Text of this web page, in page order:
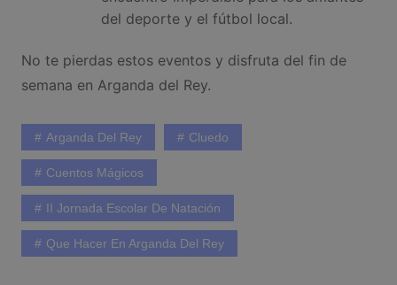
del deporte y el fútbol local.
No te pierdas estos eventos y disfruta del fin de
semana en Arganda del Rey.
Arganda Del Rey Cluedo
Cuentos Mágicos
II Jornada Escolar De Natación
Que Hacer En Arganda Del Rey